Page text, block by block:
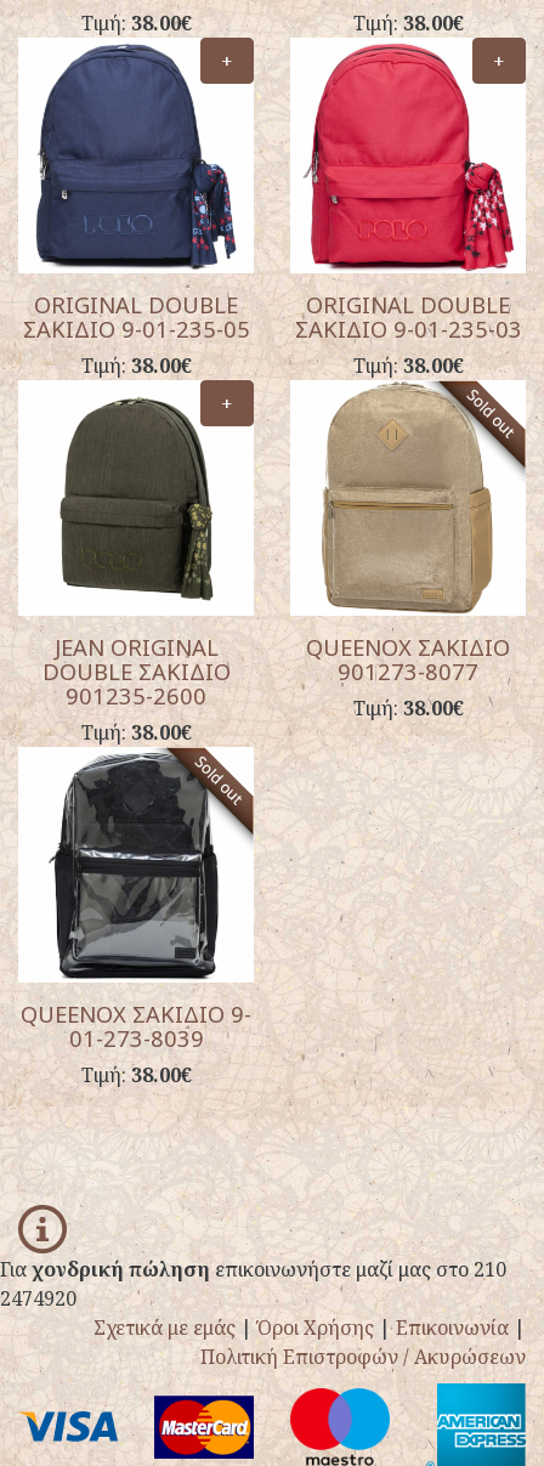
Τιμή: 38.00€ Τιμή:38.00€
+
ORIGINAL DOUBLE
ΣΑΚΙΔΙΟ 9-01-235-05
Τιμή:38.00€
+
ORIGINAL DOUBLE
ΣΑΚΙΔΙΟ 9-01-235-03
Τιμή:38.00€
+
JEAN ORIGINAL
DOUBLE ΣΑΚΙΔΙΟ
901235-2600
Τιμή:38.00€
QUEENOX ΣΑΚΙΔΙΟ
901273-8077
Τιμή:38.00€
QUEENOX ΣΑΚΙΔΙΟ 9-
01-273-8039
Τιμή:38.00€
info
Γιαχονδρική πώλησηεπικοινωνήστε μαζί μας στο 210
2474920
Σχετικά με εμάς|Όροι Χρήσης|Επικοινωνία |
Πολιτική Επιστροφών / Ακυρώσεων